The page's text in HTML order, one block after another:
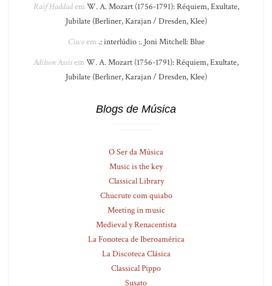
Raif Haddadem W. A. Mozart (1756-1791): Réquiem, Exultate,
Jubilate (Berliner, Karajan / Dresden, Klee)
Ciscoem .: interlúdio :. Joni Mitchell: Blue
Adilson Assisem W. A. Mozart (1756-1791): Réquiem, Exultate,
Jubilate (Berliner, Karajan / Dresden, Klee)
Blogs de Música
O Ser da Música
Music is the key
Classical Library
Chucrute com quiabo
Meeting in music
Medieval y Renacentista
La Fonoteca de Iberoamérica
La Discoteca Clásica
Classical Pippo
Susato